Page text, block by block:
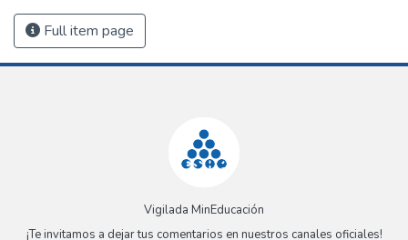
Full item page
Vigilada MinEducación
¡Te invitamos a dejar tus comentarios en nuestros canales oficiales!